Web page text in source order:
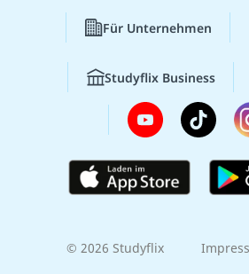
Für Unternehmen
Studyflix Business
© 2026 Studyflix